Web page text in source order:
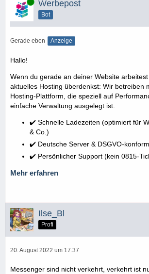
Online Werbepost
Bot
Gerade eben Anzeige
Hallo!
Wenn du gerade an deiner Website
aktuelles Hosting überdenkst: Wir betreiben
Hosting-Plattform, die speziell auf
einfache Verwaltung ausgelegt ist.
✔️ Schnelle Ladezeiten (optimiert für
& Co.)
✔️ Deutsche Server & DSGVO-konform
✔️ Persönlicher Support (kein 0815-
Mehr erfahren
Ilse_Bl
Profi
20. August 2022 um 17:37
Messenger sind nicht verkehrt, verkehrt ist